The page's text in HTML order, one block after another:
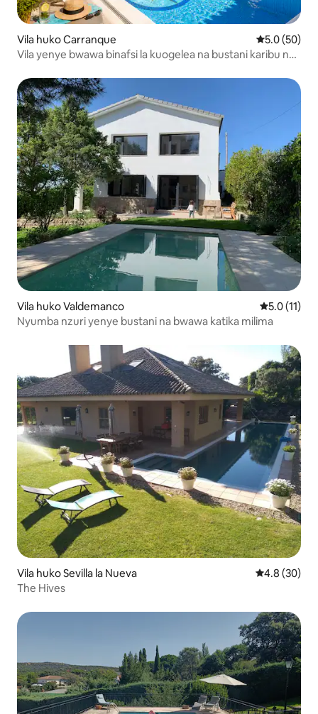
Vila huko Carranque Ukadiriaji
5.0 (50)
Vila yenye bwawa binafsi la kuogelea na bustani karibu na
Vila huko Valdemanco Ukadiriaji
5.0 (11)
Nyumba nzuri yenye bustani na bwawa katika milima
Vila huko Sevilla la Nueva Ukadiriaji
4.8 (30)
The Hives